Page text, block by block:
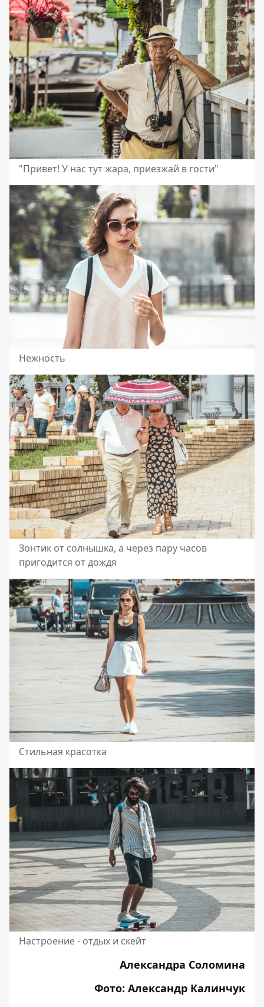
"Привет! У нас тут жара, приезжай в гости"
Нежность
Зонтик от солнышка, а через пару часов
пригодится от дождя
Стильная красотка
Настроение - отдых и скейт
Александра Соломина
Фото: Александр Калинчук